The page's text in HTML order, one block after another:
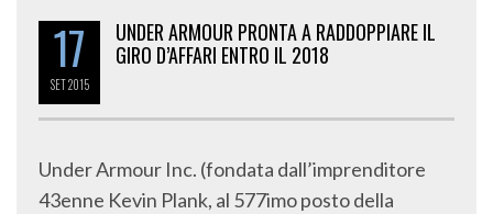
17
SET2015
UNDER ARMOUR PRONTA A RADDOPPIARE IL
GIRO D’AFFARI ENTRO IL 2018
Under Armour Inc. (fondata dall’imprenditore
43enne Kevin Plank, al 577imo posto della